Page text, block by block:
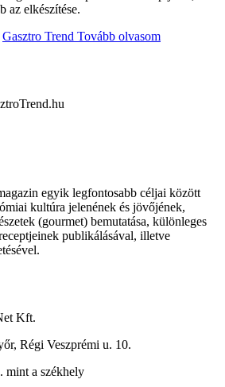
az elkészítése.
Gasztro Trend Tovább olvasom
egyik legfontosabb céljai között
kultúra jelenének és jövőjének,
(gourmet) bemutatása, különleges
publikálásával, illetve
Kft.
Régi Veszprémi u. 10.
mint a székhely